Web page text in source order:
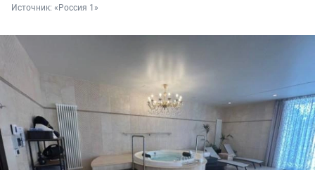
Источник: «Россия 1»